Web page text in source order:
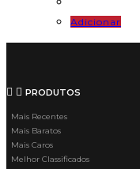
Adicionar
PRODUTOS
Mais Recentes
Mais Baratos
Mais Caros
Melhor Classificados